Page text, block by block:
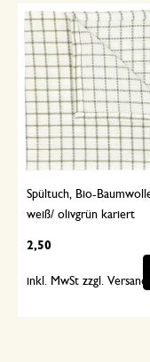
Spültuch, Bio-
weiß/ olivgrün kariert
2,50
inkl. MwSt zzgl.